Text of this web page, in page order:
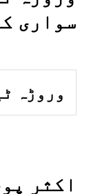
سواری
وروڑہ
اکثر